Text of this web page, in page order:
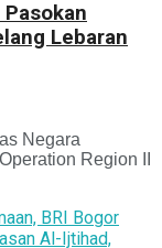
Lebaran
Negara
Region II